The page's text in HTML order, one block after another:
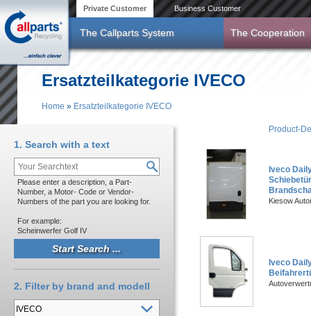
Skip to main content Private Customer Business Customer
The Callparts System The Cooperation
Ersatzteilkategorie IVECO
Home » Ersatzteilkategorie IVECO
Product-
Iveco
Kiesow
Iveco
1. Search with a text
Please enter a description, a Part-
Number, a Motor- Code or Vendor-
Numbers of the part you are looking for.
For example:
Scheinwerfer Golf IV
2. Filter by brand and modell